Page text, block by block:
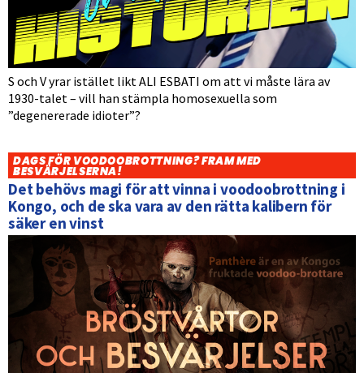
S och V yrar istället likt ALI ESBATI om att vi måste lära av
1930-talet – vill han stämpla homosexuella som
”degenererade idioter”?
DAGS FÖR VOODOOBROTTNING? FRAM MED
BESVÄRJELSERNA!
Det behövs magi för att vinna i voodoobrottning i
Kongo, och de ska vara av den rätta kalibern för
säker en vinst